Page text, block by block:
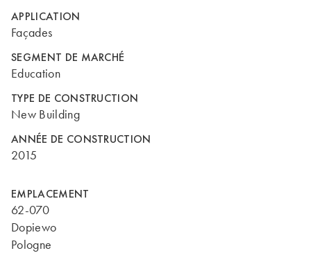
APPLICATION
Façades
SEGMENT DE MARCHÉ
Education
TYPE DE CONSTRUCTION
New Building
ANNÉE DE CONSTRUCTION
2015
EMPLACEMENT
62-070
Dopiewo
Pologne